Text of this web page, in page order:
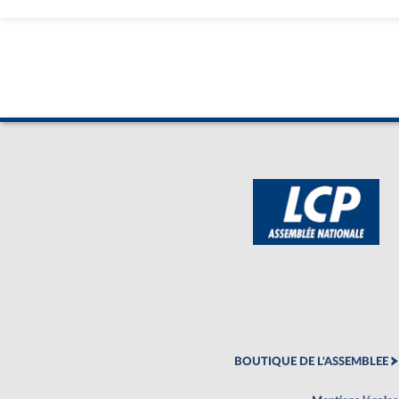
BOUTIQUE DE L'ASSEMBLEE